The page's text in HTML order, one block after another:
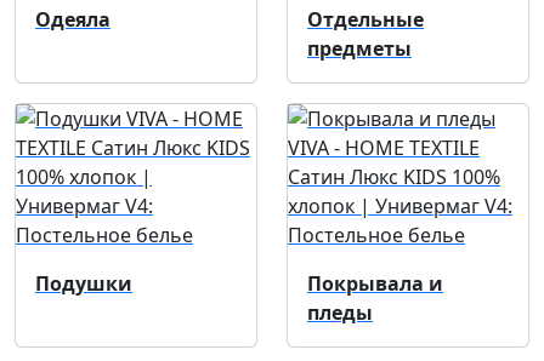
Одеяла
Отдельные
предметы
Подушки
Покрывала и
пледы